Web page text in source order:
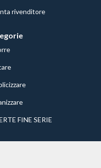
rivenditore
FINE SERIE